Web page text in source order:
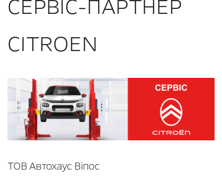
СЕРВІС-ПАРТНЕР
CITROEN
ТОВ Автохаус Віпос